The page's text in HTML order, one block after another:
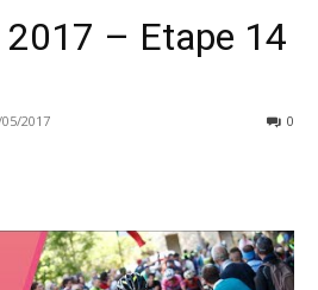
2017 – Etape 14
2017 0